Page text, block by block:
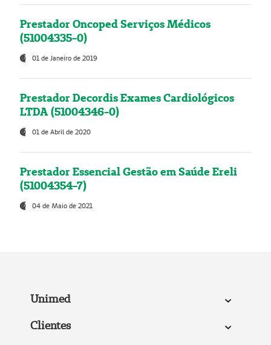
Prestador Oncoped Serviços Médicos
(51004335-0)
01 de Janeiro de 2019
Prestador Decordis Exames Cardiológicos
LTDA (51004346-0)
01 de Abril de 2020
Prestador Essencial Gestão em Saúde Ereli
(51004354-7)
04 de Maio de 2021
Unimed
Clientes